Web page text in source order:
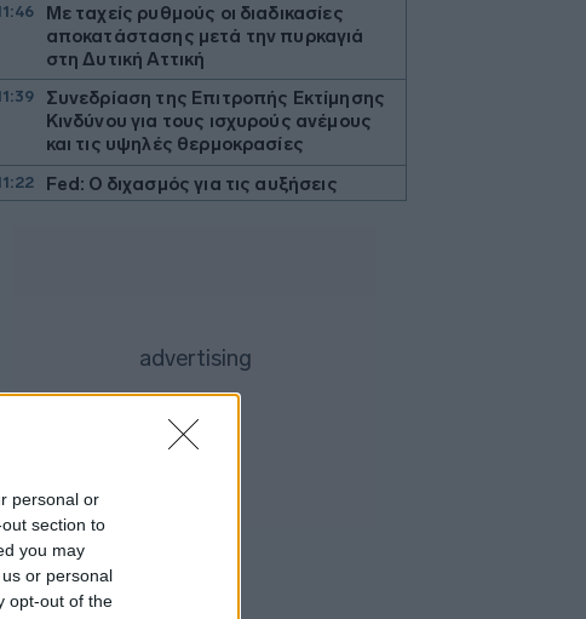
personal or
section to
you may
or personal
opt-out of the
Με ταχείς ρυθμούς οι διαδικασίες
αποκατάστασης μετά την πυρκαγιά
στη Δυτική Αττική
Συνεδρίαση της Επιτροπής Εκτίμησης
Κινδύνου για τους ισχυρούς ανέμους
και τις υψηλές θερμοκρασίες
Fed: Ο διχασμός για τις αυξήσεις
επιτοκίων βαθαίνει
συνδέεται με τον Τραμπ πουλά τη
Ζελένσκι: Ευχαρίστησε την
αμερικανική Γερουσία για την
Ρωσία
Κολομβία: Ο Αμπελάρδο ντε λα
Εσπριέγια ορκίστηκε πρόεδρος της
χώρας